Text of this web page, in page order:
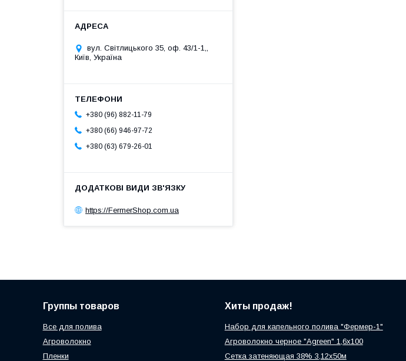
вул. Світлицького 35, оф. 43/1-1,,
Київ, Україна
+380 (96) 882-11-79
+380 (66) 946-97-72
+380 (63) 679-26-01
https://FermerShop.com.ua
Группы товаров
Все для полива
Агроволокно
Пленки
Хиты продаж!
Набор для капельного полива "Фермер-1"
Агроволокно черное "Agreen" 1,6х100
Сетка затеняющая 38% 3,12х50м